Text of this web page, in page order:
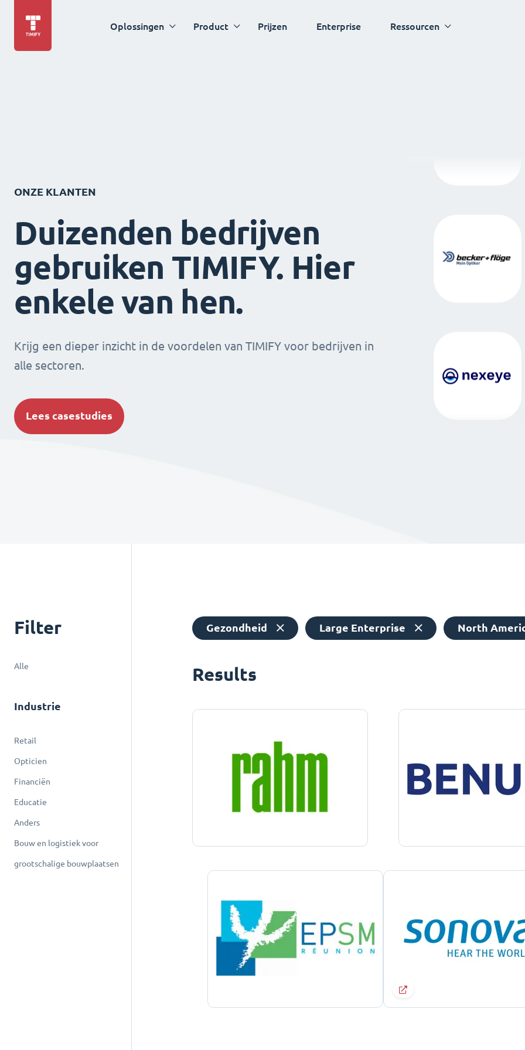
Oplossingen Product Prijzen Enterprise Ressourcen
ONZE KLANTEN
Duizenden bedrijven
gebruiken TIMIFY. Hier
enkele van hen.
Krijg een dieper inzicht in de voordelen van TIMIFY voor bedrijven in
alle sectoren.
Lees casestudies
Filter
Alle
Industrie
Retail
Opticien
Financiën
Educatie
Anders
Bouw en logistiek voor
grootschalige bouwplaatsen
Gezondheid Large Enterprise North
Results